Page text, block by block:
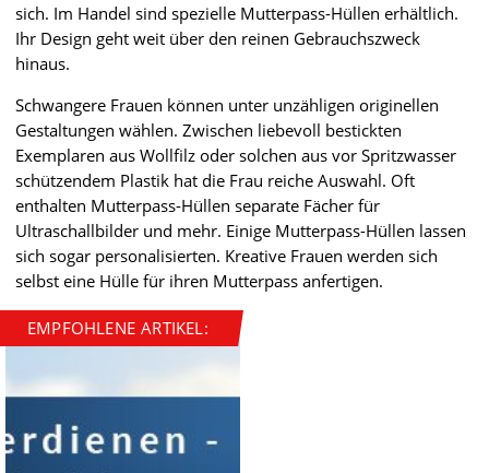
sich. Im Handel sind spezielle Mutterpass-Hüllen erhältlich.
Ihr Design geht weit über den reinen Gebrauchszweck
hinaus.
Schwangere Frauen können unter unzähligen originellen
Gestaltungen wählen. Zwischen liebevoll bestickten
Exemplaren aus Wollfilz oder solchen aus vor Spritzwasser
schützendem Plastik hat die Frau reiche Auswahl. Oft
enthalten Mutterpass-Hüllen separate Fächer für
Ultraschallbilder und mehr. Einige Mutterpass-Hüllen lassen
sich sogar personalisierten. Kreative Frauen werden sich
selbst eine Hülle für ihren Mutterpass anfertigen.
EMPFOHLENE ARTIKEL: